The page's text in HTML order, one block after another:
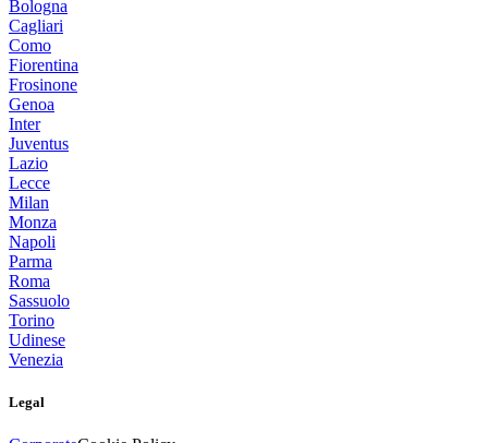
Bologna
Cagliari
Como
Fiorentina
Frosinone
Genoa
Inter
Juventus
Lazio
Lecce
Milan
Monza
Napoli
Parma
Roma
Sassuolo
Torino
Udinese
Venezia
Legal